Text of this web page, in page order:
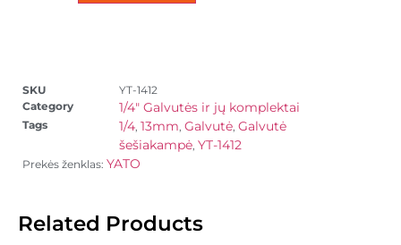
SKU
YT-1412
Category
1/4" Galvutės ir jų komplektai
Tags 1/4 13mm Galvutė Galvutė
šešiakampė YT-1412
Prekės ženklas: YATO
Related Products